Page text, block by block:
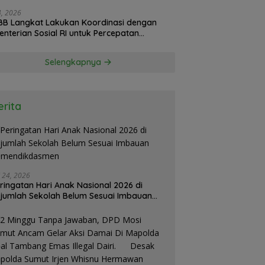
2026
Langkat Lakukan Koordinasi dengan
Sosial RI untuk Percepatan
Selengkapnya
24, 2026
Hari Anak Nasional 2026 di
Sekolah Belum Sesuai Imbauan